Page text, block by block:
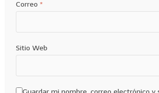
Correo *
Sitio Web